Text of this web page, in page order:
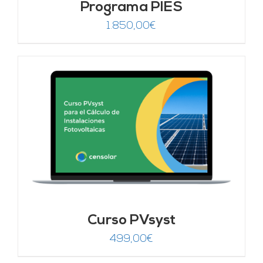
Programa PIES
1.850,00€
Curso PVsyst
499,00€